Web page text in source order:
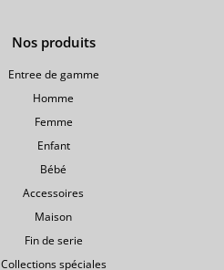
Nos produits
Entree de gamme
Homme
Femme
Enfant
Bébé
Accessoires
Maison
Fin de serie
Collections spéciales